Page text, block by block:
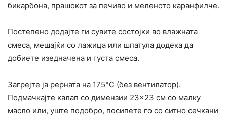
бикарбона, прашокот за печиво и меленото каранфилче.
Постепено додајте ги сувите состојки во влажната
смеса, мешајќи со лажица или шпатула додека да
добиете изедначена и густа смеса.
Загрејте ја рерната на 175°C (без вентилатор).
Подмачкајте калап со димензии 23×23 см со малку
масло или, уште подобро, посипете го со ситно сечкани